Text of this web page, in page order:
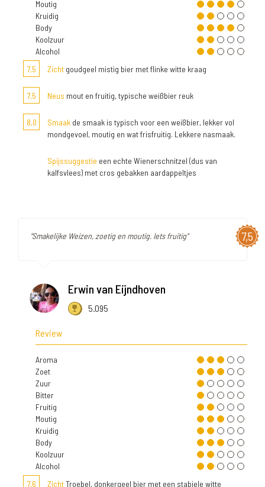
Moutig
Kruidig
Body
Koolzuur
Alcohol
7,5
Zicht goudgeel mistig bier met flinke witte kraag
7,5 Neus mout en fruitig, typische weißbier reuk
8,0 Smaak de smaak is typisch voor een weißbier, lekker vol
mondgevoel, moutig en wat frisfruitig. Lekkere nasmaak.
Spijssuggestie een echte Wienerschnitzel (dus van
kalfsvlees) met cros gebakken aardappeltjes
7,5
"Smakelijke Weizen, zoetig en moutig. Iets fruitig"
Erwin van Eijndhoven
5.095
Review
Aroma
Zoet
Zuur
Bitter
Fruitig
Moutig
Kruidig
Body
Koolzuur
Alcohol
7,6
ZichtTroebel, donkergeel bier met een stabiele witte